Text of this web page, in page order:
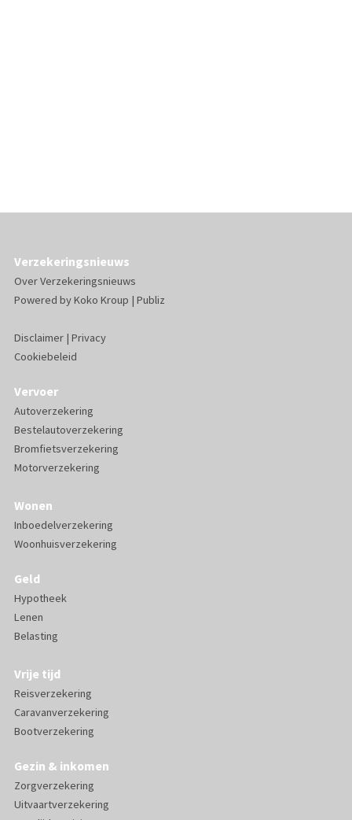
Verzekeringsnieuws
Over Verzekeringsnieuws
Powered byKoko Kroup | Publiz
Disclaimer| Privacy
Cookiebeleid
Vervoer
Autoverzekering
Bestelautoverzekering
Bromfietsverzekering
Motorverzekering
Wonen
Inboedelverzekering
Woonhuisverzekering
Geld
Hypotheek
Lenen
Belasting
Vrije tijd
Reisverzekering
Caravanverzekering
Bootverzekering
Gezin & inkomen
Zorgverzekering
Uitvaartverzekering